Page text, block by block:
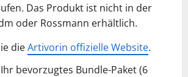
Das Produkt ist nicht in der
oder Rossmann erhältlich.
dieArtivorin offizielle Website.
bevorzugtes Bundle-Paket (6